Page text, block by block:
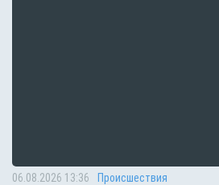
06.08.2026 13:36 Происшествия